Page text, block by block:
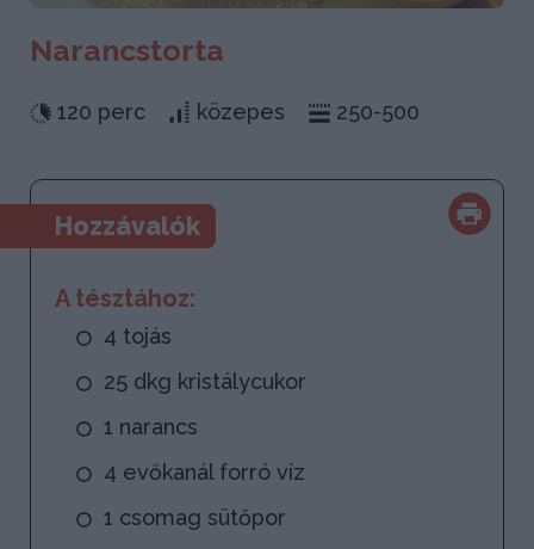
Narancstorta
120 perc közepes 250-500
Hozzávalók
A tésztához:
4 tojás
25 dkg kristálycukor
1 narancs
4 evőkanál forró víz
1 csomag sütőpor